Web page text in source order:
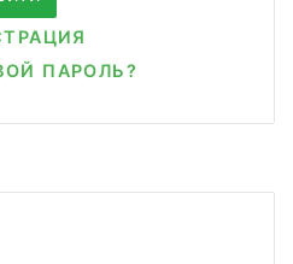
ПАРОЛЬ?